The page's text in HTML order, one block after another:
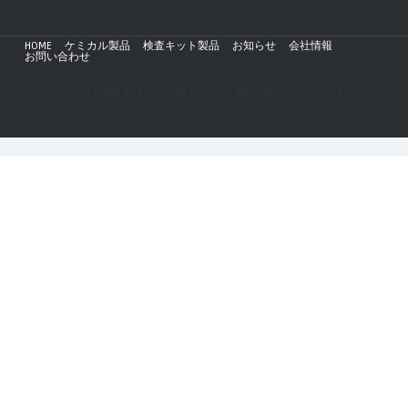
HOME ケミカル製品 検査キット製品 お知らせ
会社情報
お問い合わせ